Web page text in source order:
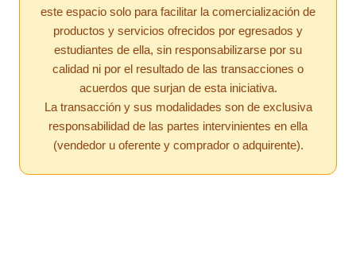
este espacio solo para facilitar la comercialización de
productos y servicios ofrecidos por egresados y
estudiantes de ella, sin responsabilizarse por su
calidad ni por el resultado de las transacciones o
acuerdos que surjan de esta iniciativa.
La transacción y sus modalidades son de exclusiva
responsabilidad de las partes intervinientes en ella
(vendedor u oferente y comprador o adquirente).